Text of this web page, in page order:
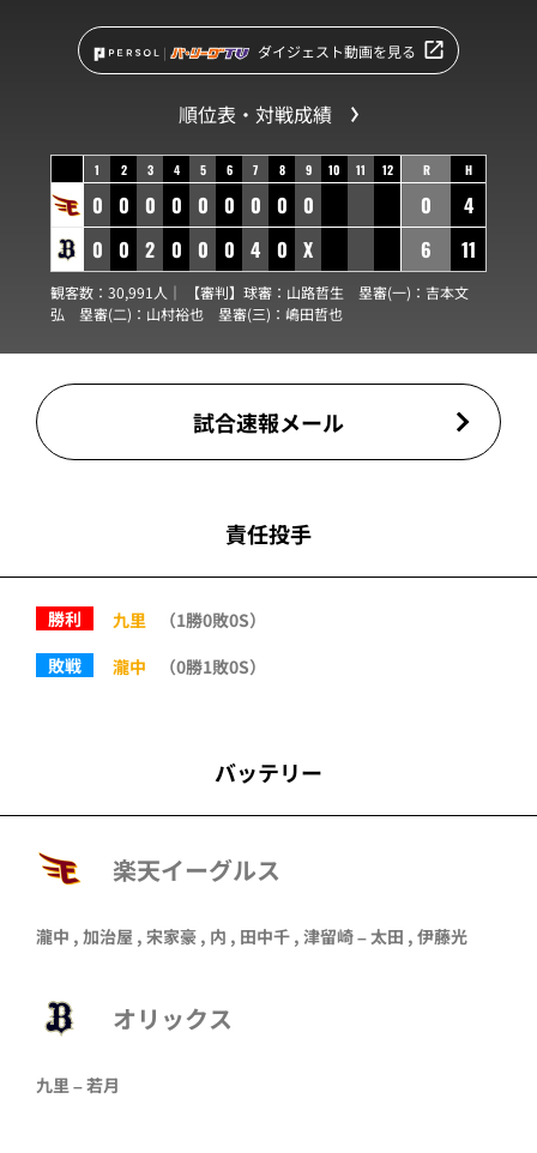
ダイジェスト動画を見る
順位表・対戦成績
1 2 3 4 5 6 7 8 9 10 11 12
0 0 0 0 0 0 0 0 0
0 0 2 0 0 0 4 0 X
R H
0
4
6
11
観客数：30,991人｜ 【審判】球審： 山路哲生 塁審(一)： 吉本文
弘 塁審(二)： 山村裕也 塁審(三)： 嶋田哲也
試合速報メール
責任投手
勝利 九里
（1勝0敗0S）
敗戦
瀧中 （0勝1敗0S）
バッテリー
楽天イーグルス
瀧中 , 加治屋 , 宋家豪 , 内 , 田中千 , 津留崎–太田 , 伊藤光
オリックス
九里–若月